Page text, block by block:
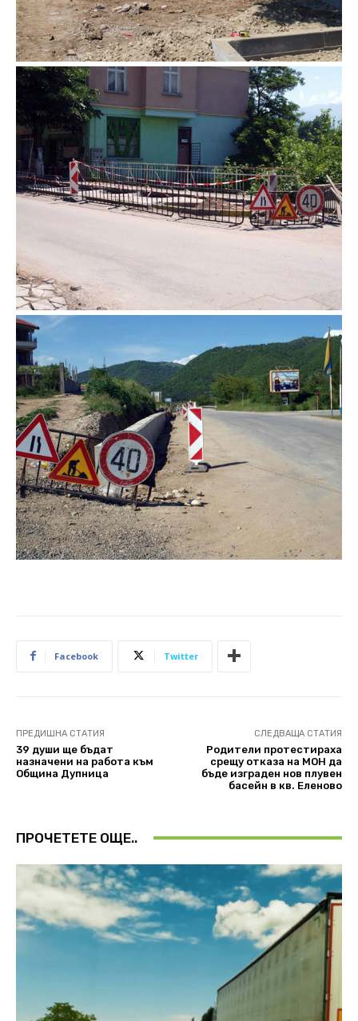
Facebook Twitter
ПРЕДИШНА СТАТИЯ
39 души ще бъдат
назначени на работа към
Община Дупница
СЛЕДВАЩА СТАТИЯ
Родители протестираха
срещу отказа на МОН да
бъде изграден нов плувен
басейн в кв. Еленово
ПРОЧЕТЕТЕ ОЩЕ..